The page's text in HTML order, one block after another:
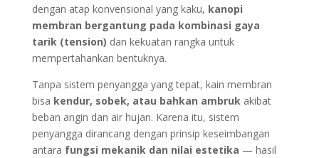
dengan atap konvensional yang kaku, kanopi
membran bergantung pada kombinasi gaya
tarik (tension) dan kekuatan rangka untuk
mempertahankan bentuknya.
Tanpa sistem penyangga yang tepat, kain membran
bisa kendur, sobek, atau bahkan ambruk akibat
beban angin dan air hujan. Karena itu, sistem
penyangga dirancang dengan prinsip keseimbangan
antara fungsi mekanik dan nilai estetika — hasil